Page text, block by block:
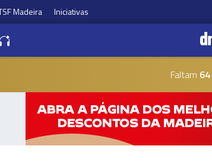
Madeira Iniciativas
Faltam